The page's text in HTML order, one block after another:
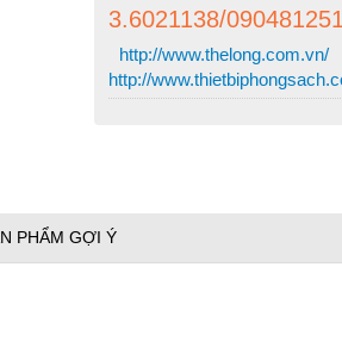
3.6021138/
http://www.thelong.com.vn/
http://
PHẨM GỢI Ý